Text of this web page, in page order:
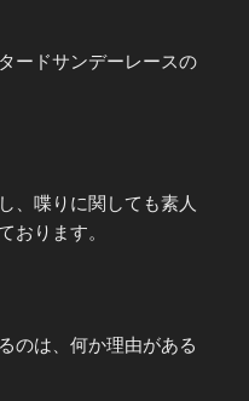
ードサンデーレースの
、喋りに関しても素人
おります。
のは、何か理由がある